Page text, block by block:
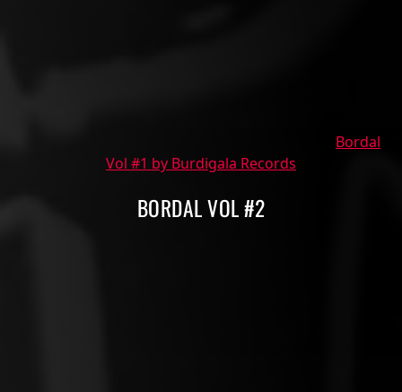
Bordal
Vol #1 by Burdigala Records
BORDAL VOL #2